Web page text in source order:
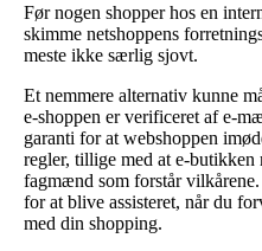
Før nogen shopper hos en
skimme netshoppens
meste ikke særlig sjovt.
Et nemmere alternativ kunne
e-shoppen er verificeret af e-
garanti for at webshoppen
regler, tillige med at e-butikken
fagmænd som forstår
for at blive assisteret, når du
med din shopping.